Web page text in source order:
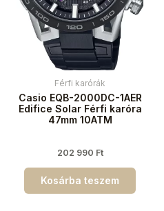
Férfi karórák
Casio EQB-2000DC-1AER
Edifice Solar Férfi karóra
47mm 10ATM
202 990 Ft
Kosárba teszem